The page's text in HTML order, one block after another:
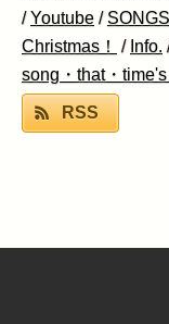
/Youtube /SONGS
Christmas！
/ Info.
song・that・
RSS